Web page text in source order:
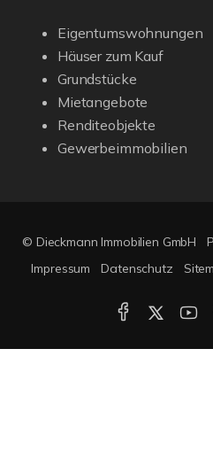
Eigentumswohnungen
Häuser zum Kauf
Grundstücke
Mietangebote
Renditeobjekte
Gewerbeimmobilien
© Dieckmann Immobilien GmbH
Impressum
Datenschutz